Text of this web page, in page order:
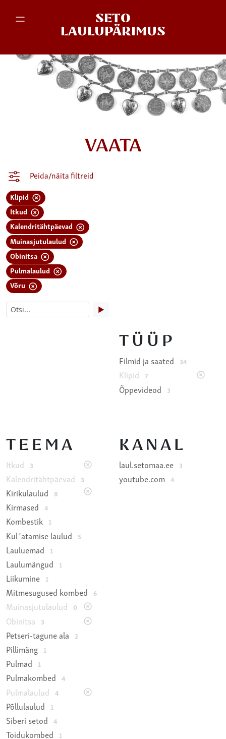
SETO
LAULUPÄRIMUS
VAATA
Peida/näita filtreid
Klipid
Itkud
Kalendritähtpäevad
Muinasjutulaulud
Obinitsa
Pulmalaulud
Võru
▶
TÜÜP
Filmid ja saated 34
Klipid 7
Õppevideod 3
TEEMA
Itkud 3
Kalendritähtpäevad 3
Kirikulaulud 8
Kirmased 4
Kombestik 1
Kul´atamise laulud 5
Lauluemad 1
Laulumängud 1
Liikumine 1
Mitmesugused kombed 6
Muinasjutulaulud 0
Obinitsa 3
Petseri-tagune ala 2
Pillimäng 1
Pulmad 1
Pulmakombed 4
Pulmalaulud 4
Põllulaulud 1
Siberi setod 4
Toidukombed 1
KANAL
laul.setomaa.ee 3
youtube.com 4